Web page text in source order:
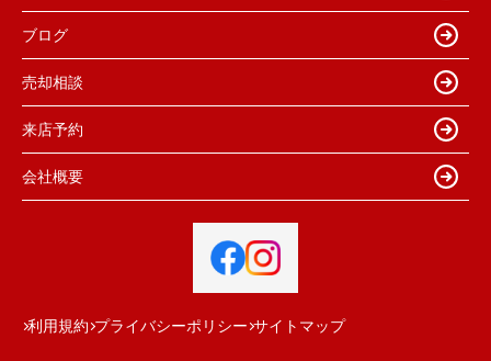
ブログ
売却相談
来店予約
会社概要
利用規約 プライバシーポリシー サイトマップ